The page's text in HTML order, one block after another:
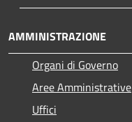
AMMINISTRAZIONE
Organi di Governo
Aree Amministrative
Uffici